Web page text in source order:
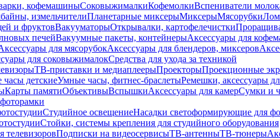
кофемашиныСоковыжималкиКофемолкиВспениватели
измельчителиПланетарные миксерыМиксерыМясорубки
и фруктовВакууматорыОткрывалки, картофелечистки
печейВакуумные пакеты, контейнерыАксессуары для
для мясорубокАксессуары для блендеров, миксеров
для соковыжималокСредства для ухода за техникой
ТВ-приставки и медиаплеерыПроекторыПроекционные
детскиеУмные часы, фитнес-браслетыРемешки, аксессуары
Карты памятиОбъективыВспышкиАксессуары для камерСумки и
Студийное освещениеНасадки светоформирующие для
Стойки, системы крепления для студийного оборудования
телевизоровПодписки на видеосервисыТВ-антенныТВ-тюнеры